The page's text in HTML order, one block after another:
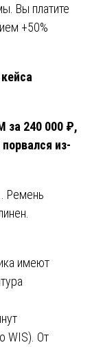
Вы платите
+50%
за 240 000 ₽,
из-
Ремень
имеют
WIS). От